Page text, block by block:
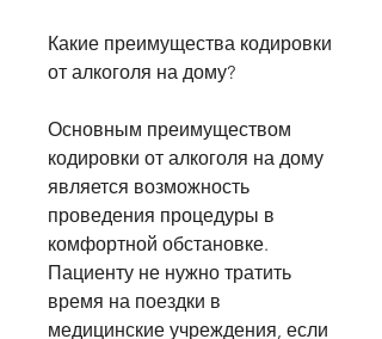
Какие преимущества кодировки
от алкоголя на дому?
Основным преимуществом
кодировки от алкоголя на дому
является возможность
проведения процедуры в
комфортной обстановке.
Пациенту не нужно тратить
время на поездки в
медицинские учреждения, если